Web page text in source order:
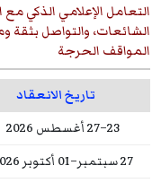
التعامل الإعلامي الذكي
الشائعات، والتواصل بثقة
المواقف الحرجة
تاريخ الانعقاد
23–27 أغسطس 2026
27 سبتمبر–01 أكتوبر 2026